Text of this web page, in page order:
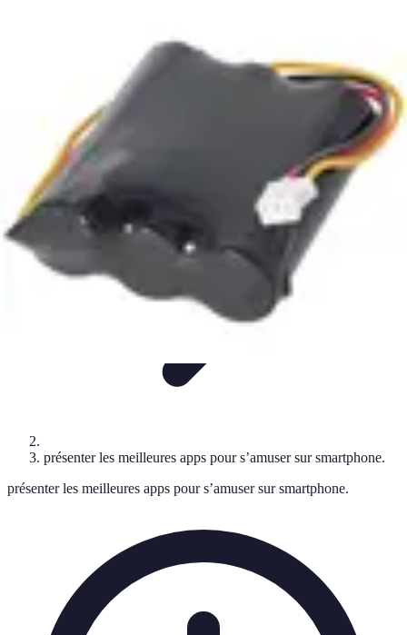
Fun Sur Smartphone
présenter les meilleures apps pour s’amuser sur smartphone.
présenter les meilleures apps pour s’amuser sur smartphone.